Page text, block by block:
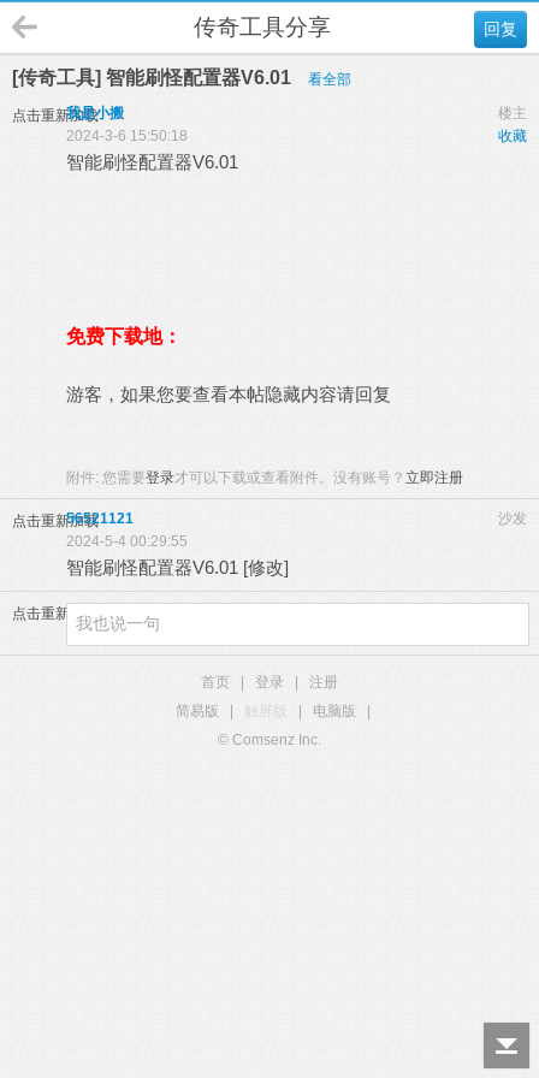
回复
传奇工具分享
[传奇工具] 智能刷怪配置器V6.01 看全部
点击重新加载 楼主
我是小搬
收藏
2024-3-6 15:50:18
智能刷怪配置器V6.01
免费下载地：
游客，如果您要查看本帖隐藏内容请回复
附件: 您需要登录才可以下载或查看附件。没有账号？ 立即注册
点击重新加载 沙发
56521121
2024-5-4 00:29:55
智能刷怪配置器V6.01 [修改]
点击重新加载
首页 登录
注册
简易版
触屏版 电脑版
© Comsenz Inc.